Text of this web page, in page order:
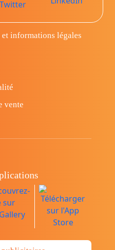
informations légales
vente